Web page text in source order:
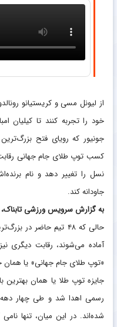
از لیونل مسی و کریستیانو
خود را تجربه کنند تا کیلیان
جونیور که رویای فتح
کسب توپ طلای جام جهانی
نسل را تغییر دهد و نام
جاودانه کند.
به گزارش سرویس ورزشی تابناک،
حالی که ۴۸ تیم حاضر
آماده می‌شوند، رقابت دیگری
«توپ طلای جام جهانی» یا همان
شده‌اند. در این میان، تنها